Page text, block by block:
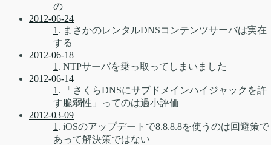
の
2012-06-24
1 . まさかのレンタルDNSコンテンツサーバは実在
する
2012-06-18
1 . NTPサーバを乗っ取ってしまいました
2012-06-14
1 . 「さくらDNSにサブドメインハイジャックを許
す脆弱性」ってのは過小評価
2012-03-09
1 . iOSのアップデートで8.8.8.8を使うのは回避策で
あって解決策ではない